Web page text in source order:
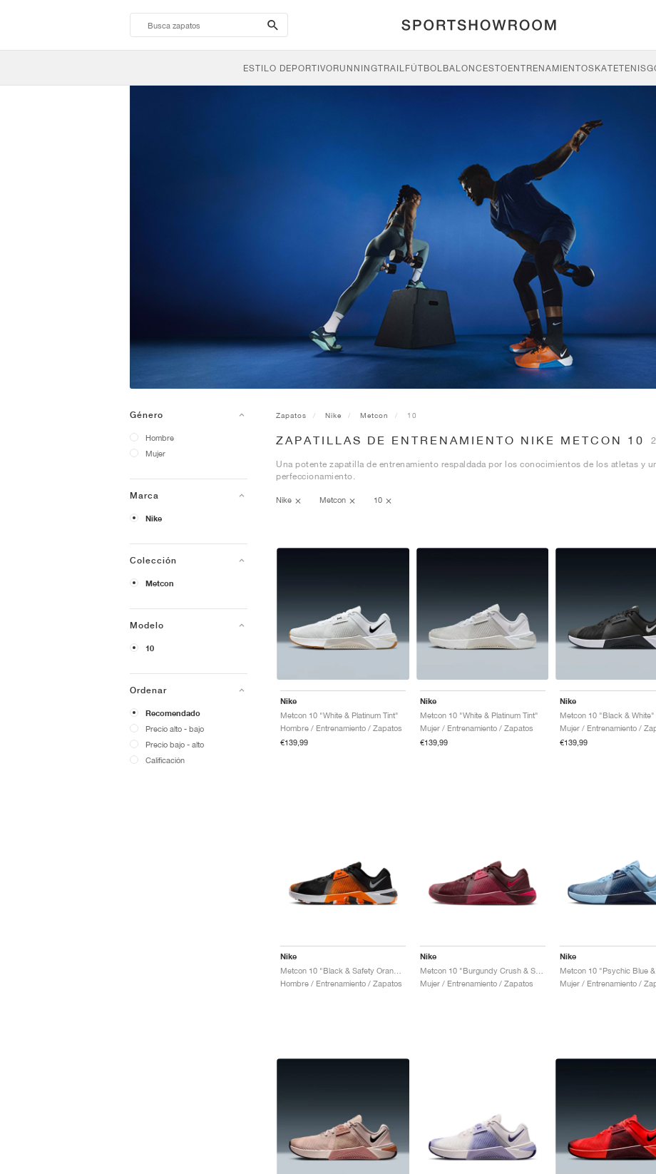
search-
btn
ESTILO DEPORTIVORUNNINGTRAILFÚTBOLBALONCESTOENTRENAMIENTOSKATETENIS
Género
Hombre
Mujer
Marca
Nike
Colección
Metcon
Modelo
10
Ordenar
Recomendado
Precio alto - bajo
Precio bajo - alto
Calificación
Zapatos Nike Metcon 10
ZAPATILLAS DE ENTRENAMIENTO NIKE METCON 10
Una potente zapatilla de entrenamiento respaldada por los conocimientos de los atletas y
perfeccionamiento.
Nike Metcon 10
Nike
Metcon 10 "White & Platinum Tint"
Hombre / Entrenamiento / Zapatos
€139,99
Nike
Metcon 10 "White & Platinum Tint"
Mujer / Entrenamiento / Zapatos
€139,99
Nike
Metcon 10 "Black & White"
Mujer / Entrenamiento /
€139,99
Nike
Hombre / Entrenamiento / Zapatos
Nike
Metcon 10 "Burgundy Crush & Sweet Beet"
Mujer / Entrenamiento / Zapatos
Nike
Mujer / Entrenamiento /